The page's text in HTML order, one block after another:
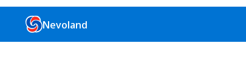
Nevoland